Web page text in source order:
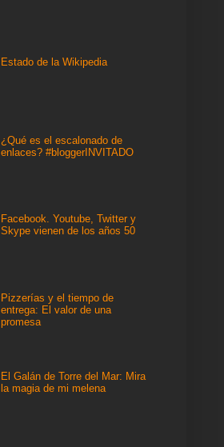
Estado de la Wikipedia
¿Qué es el escalonado de
enlaces? #bloggerINVITADO
Facebook. Youtube, Twitter y
Skype vienen de los años 50
Pizzerías y el tiempo de
entrega: El valor de una
promesa
El Galán de Torre del Mar: Mira
la magia de mi melena